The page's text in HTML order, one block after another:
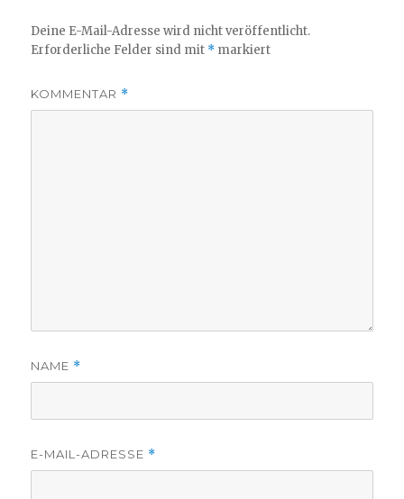
Deine E-Mail-Adresse wird nicht veröffentlicht.
Erforderliche Felder sind mit * markiert
KOMMENTAR *
NAME *
E-MAIL-ADRESSE *